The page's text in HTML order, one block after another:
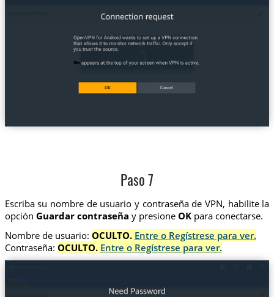
Paso 7
Escriba su nombre de usuario y contraseña de VPN, habilite la
opción Guardar contraseña y presione OKpara conectarse.
Nombre de usuario: OCULTO. Entre o Regístrese para ver.
Contraseña: OCULTO. Entre o Regístrese para ver.